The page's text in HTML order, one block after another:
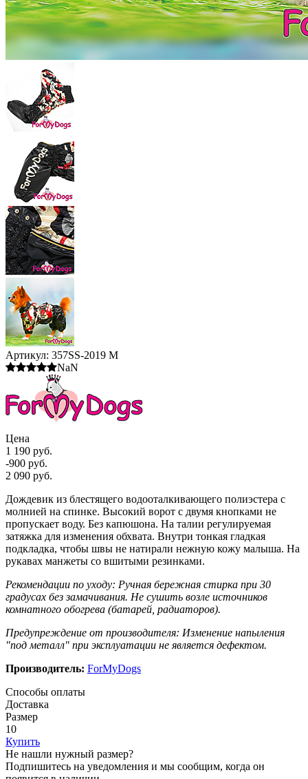
Артикул: 357SS-2019 M
NaN
Цена
1 190 руб.
-900 руб.
2 090 руб.
Дождевик из блестящего водооталкивающего полиэстера с
молнией на спинке. Высокий ворот с двумя кнопками не
пропускает воду. Без капюшона. На талии регулируемая
затяжка для изменения обхвата. Внутри тонкая гладкая
подкладка, чтобы швы не натирали нежную кожу малыша. На
рукавах манжеты со вшитыми резинками.
Рекомендации по уходу: Ручная бережная стирка при 30
градусах без замачивания. Не сушить возле источников
комнатного обогрева (батарей, радиаторов).
Предупреждение от производителя: Изменение напыления
"под металл" при эксплуатации не является дефектом.
Производитель: ForMyDogs
Способы оплаты
Доставка
Размер
10
Купить
Не нашли нужный размер?
Подпишитесь на уведомления и мы сообщим, когда он